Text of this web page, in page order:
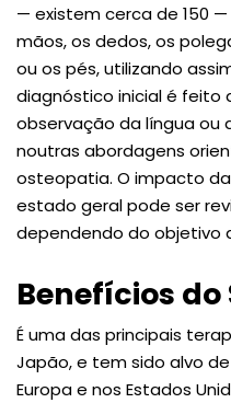
— existem cerca de 150
mãos, os dedos, os
ou os pés, utilizando
diagnóstico inicial é feito
observação da língua ou
noutras abordagens
osteopatia. O impacto
estado geral pode ser
dependendo do objetivo
Benefícios do
É uma das principais
Japão, e tem sido alvo
Europa e nos Estados